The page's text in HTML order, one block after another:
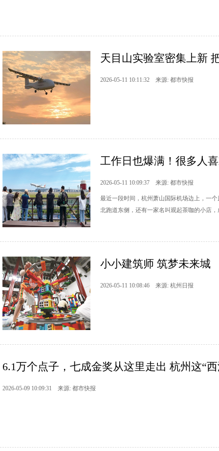
天目山实验室密集上新
2026-05-11 10:11:32 来源: 都市快报
工作日也爆满！很多人
2026-05-11 10:09:37 来源: 都市快报
最近一段时间，杭州萧山国际机场边上，一
北跑道东侧，还有一家名叫观起茶咖的小店
小小建筑师 筑梦未来城
2026-05-11 10:08:46 来源: 杭州日报
6.1万个点子，七成金奖从这里走出 杭州这“
2026-05-09 10:09:31 来源: 都市快报